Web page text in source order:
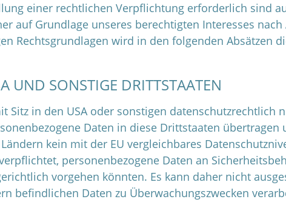
einer rechtlichen Verpflichtung erforderlich sind
auf Grundlage unseres berechtigten Interesses
Rechtsgrundlagen wird in den folgenden Absätzen
UND SONSTIGE DRITTSTAATEN
in den USA oder sonstigen datenschutzrechtlich
Daten in diese Drittstaaten übertragen
kein mit der EU vergleichbares
personenbezogene Daten an
vorgehen könnten. Es kann daher nicht
befindlichen Daten zu Überwachungszwecken